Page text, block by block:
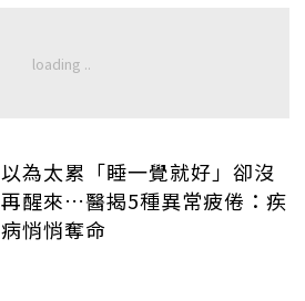
以為太累「睡一覺就好」卻沒
再醒來…醫揭5種異常疲倦：疾
病悄悄奪命